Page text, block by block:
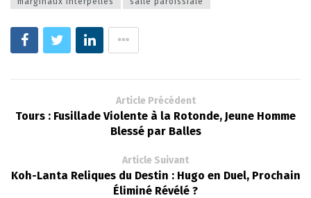
Article Précédent
Tours : Fusillade Violente à la Rotonde, Jeune Homme
Blessé par Balles
Article Suivant
Koh-Lanta Reliques du Destin : Hugo en Duel, Prochain
Éliminé Révélé ?